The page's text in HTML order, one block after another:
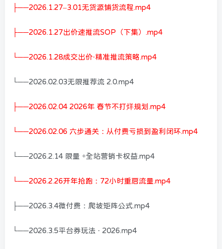
├──2026.1.27–3.01无货源铺货流程.mp4
├──2026.1.27出价速推流SOP（下集）.mp4
└──2026.1.28成交出价·精准推流策略.mp4
└──2026.02.03无限推荐流 2.0.mp4
├──2026.02.04 2026年 春节不打烊规划.mp4
└──2026.02.06 六步通关：从付费亏损到盈利闭环.mp4
└──2026.2.14 限量 +全站营销卡权益.mp4
└──2026.2.26开年抢跑：72小时重启流量.mp4
├──2026.3.4微付费：爬坡矩阵公式.mp4
└──2026.3.5平台券玩法 · 2026.mp4